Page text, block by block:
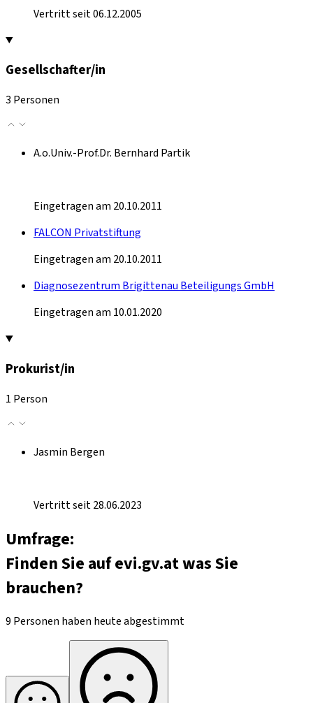
Vertritt seit 06.12.2005
Gesellschafter/in
3 Personen
A.o.Univ.-Prof.Dr. Bernhard Partik
Eingetragen am 20.10.2011
FALCON Privatstiftung
Eingetragen am 20.10.2011
Diagnosezentrum Brigittenau Beteiligungs GmbH
Eingetragen am 10.01.2020
Prokurist/in
1 Person
Jasmin Bergen
Vertritt seit 28.06.2023
Umfrage:
Finden Sie auf evi.gv.at was Sie
brauchen?
9 Personen haben heute abgestimmt